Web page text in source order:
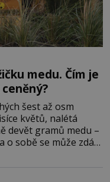
medu. Čím je
šest až osm
květů, nalétá
devět gramů medu –
o sobě se může zdát